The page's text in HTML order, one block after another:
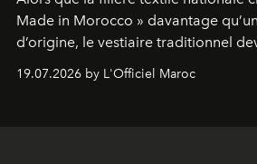
Made in Morocco » davantage
d’origine, le vestiaire traditionnel
d’expérimentation. Avec Néo Beldi,
révise les proportions et les usages
19.07.2026 by L'Officiel Maroc